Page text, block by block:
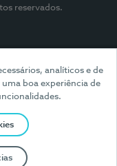
analíticos e de
boa experiência de
reservados.